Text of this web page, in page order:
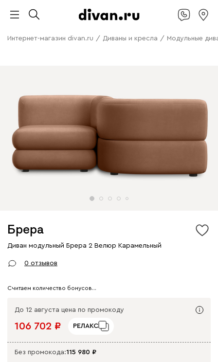
Интернет-магазин divan.ru / Диваны и кресла / Модульные
Брера
Диван модульный Брера 2 Велюр Карамельный
Арт. 238648
0 отзывов
Считаем количество бонусов…
До 12 августа цена по промокоду
106 702 РЕЛАКС
Без промокода:115 980